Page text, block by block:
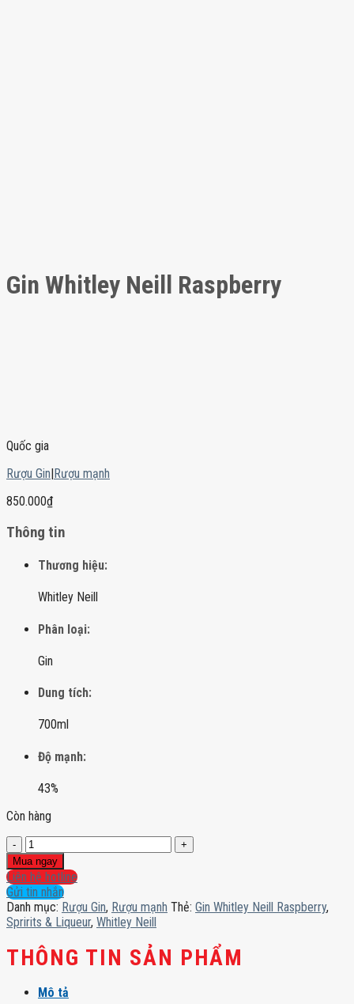
Gin Whitley Neill Raspberry
Quốc gia
Rượu Gin|Rượu mạnh
850.000₫
Thông tin
Thương hiệu:
Whitley Neill
Phân loại:
Gin
Dung tích:
700ml
Độ mạnh:
43%
Còn hàng
Gin
Whitley
Neill
Raspberry
số
lượng
Mua ngay
Liên hệ hotline
Gửi tin nhắn
Danh mục: Rượu Gin, Rượu mạnh Thẻ: Gin Whitley Neill Raspberry,
Spririts & Liqueur, Whitley Neill
THÔNG TIN SẢN PHẨM
Mô tả